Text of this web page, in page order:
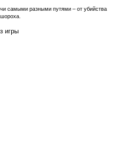
самыми разными путями – от убийства
игры